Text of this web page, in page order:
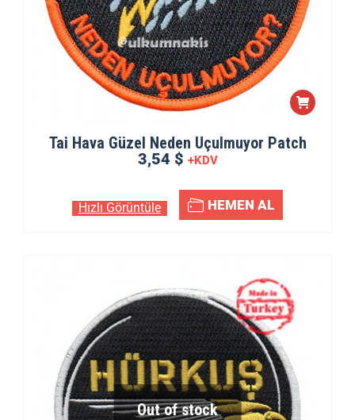
Tai Hava Güzel Neden Uçulmuyor Patch
3,54 $ +KDV
Hızlı Görüntüle HEMEN AL
Out of stock